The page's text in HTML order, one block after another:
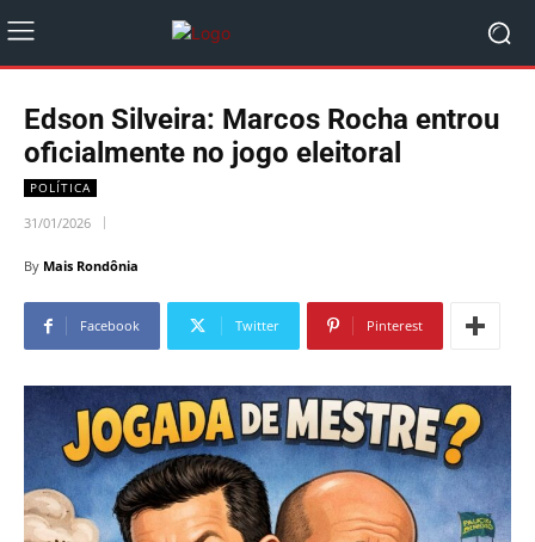
Edson Silveira: Marcos Rocha entrou
oficialmente no jogo eleitoral
POLÍTICA
31/01/2026
By Mais Rondônia
Facebook Twitter Pinterest